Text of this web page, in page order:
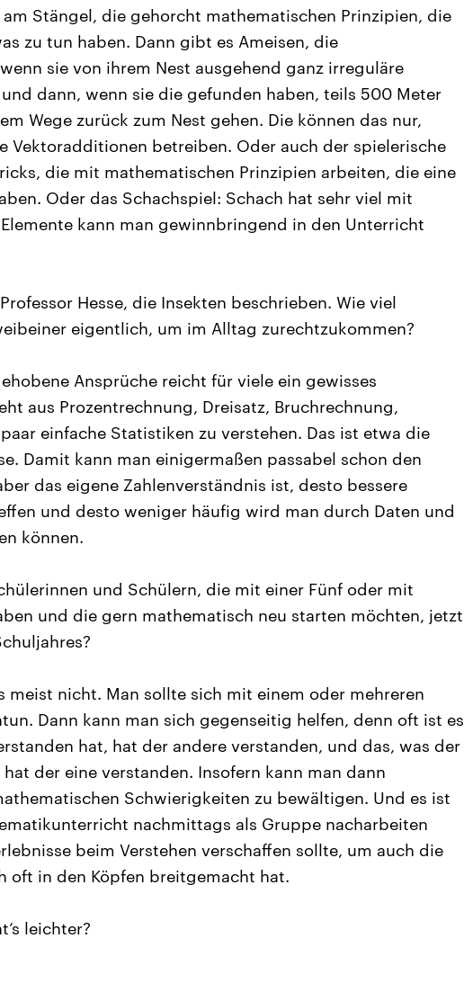
Stängel, die gehorcht mathematischen Prinzipien, die
zu tun haben. Dann gibt es Ameisen, die
sie von ihrem Nest ausgehend ganz irreguläre
dann, wenn sie die gefunden haben, teils 500 Meter
Wege zurück zum Nest gehen. Die können das nur,
Vektoradditionen betreiben. Oder auch der spielerische
die mit mathematischen Prinzipien arbeiten, die eine
Oder das Schachspiel: Schach hat sehr viel mit
kann man gewinnbringend in den Unterricht
Hesse, die Insekten beschrieben. Wie viel
eigentlich, um im Alltag zurechtzukommen?
Ansprüche reicht für viele ein gewisses
aus Prozentrechnung, Dreisatz, Bruchrechnung,
einfache Statistiken zu verstehen. Das ist etwa die
Damit kann man einigermaßen passabel schon den
das eigene Zahlenverständnis ist, desto bessere
und desto weniger häufig wird man durch Daten und
können.
und Schülern, die mit einer Fünf oder mit
und die gern mathematisch neu starten möchten, jetzt
meist nicht. Man sollte sich mit einem oder mehreren
Dann kann man sich gegenseitig helfen, denn oft ist es
hat, hat der andere verstanden, und das, was der
der eine verstanden. Insofern kann man dann
Schwierigkeiten zu bewältigen. Und es ist
nachmittags als Gruppe nacharbeiten
beim Verstehen verschaffen sollte, um auch die
oft in den Köpfen breitgemacht hat.
leichter?